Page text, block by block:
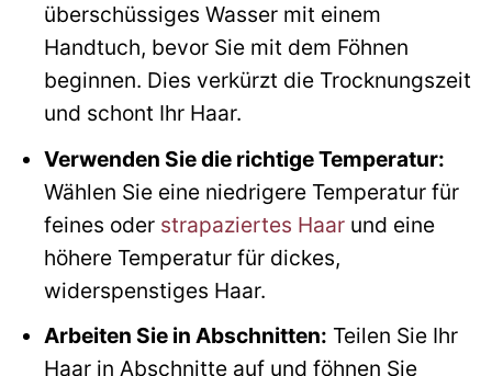
überschüssiges Wasser mit einem
Handtuch, bevor Sie mit dem Föhnen
beginnen. Dies verkürzt die Trocknungszeit
und schont Ihr Haar.
Verwenden Sie die richtige Temperatur:
Wählen Sie eine niedrigere Temperatur für
feines oder strapaziertes Haarund eine
höhere Temperatur für dickes,
widerspenstiges Haar.
Arbeiten Sie in Abschnitten: Teilen Sie Ihr
Haar in Abschnitte auf und föhnen Sie